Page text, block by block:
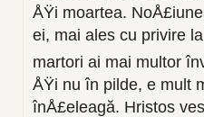
ÅŸi moartea.
ei, mai ales cu privire
martori ai mai multor
ÅŸi nu în pilde, e mult
înÅ£eleagă. Hristos